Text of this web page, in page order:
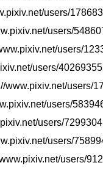
users/
users/
users/
users/40269355
users/
users/
users/7299304
users/
users/